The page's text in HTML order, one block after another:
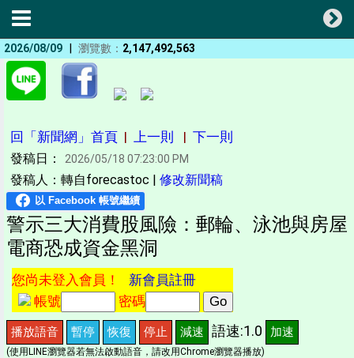
2026/08/09 | 瀏覽數： 2,147,492,563
回「新聞網」首頁 | 上一則 | 下一則
發稿日： 2026/05/18 07:23:00 PM
發稿人：轉自forecastoc | 修改新聞稿
警示三大消費股風險：郵輪、泳池與房屋
電商恐成資金黑洞
您尚未登入會員！ 新會員註冊
帳號
密碼
播放語音 暫停 恢復 停止 減速 語速:1.0 加速
(使用LINE瀏覽器若無法啟動語音，請改用Chrome瀏覽器播放)